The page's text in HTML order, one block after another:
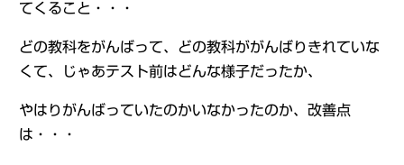
てくること・・・
どの教科をがんばって、どの教科ががんばりきれていな
くて、じゃあテスト前はどんな様子だったか、
やはりがんばっていたのかいなかったのか、改善点
は・・・